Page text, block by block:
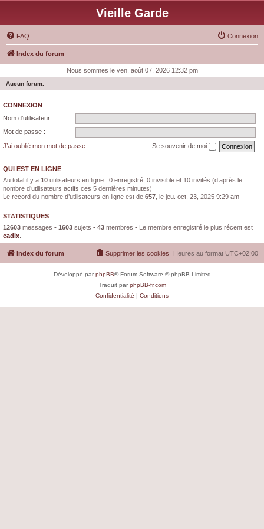
Vieille Garde
FAQ Connexion
Index du forum
Nous sommes le ven. août 07, 2026 12:32 pm
Aucun forum.
CONNEXION
Nom d’utilisateur :
Mot de passe :
J’ai oublié mon mot de passe
Se souvenir de moi
QUI EST EN LIGNE
Au total il y a 10 utilisateurs en ligne : 0 enregistré, 0 invisible et 10 invités (d’après le
nombre d’utilisateurs actifs ces 5 dernières minutes)
Le record du nombre d’utilisateurs en ligne est de 657 , le jeu. oct. 23, 2025 9:29 am
STATISTIQUES
12603 messages • 1603 sujets • 43 membres • Le membre enregistré le plus récent est
cadix
Index du forum Heures au format UTC+02:00
Supprimer les cookies
Développé parphpBB® Forum Software © phpBB Limited
Traduit parphpBB-fr.com
Confidentialité | Conditions